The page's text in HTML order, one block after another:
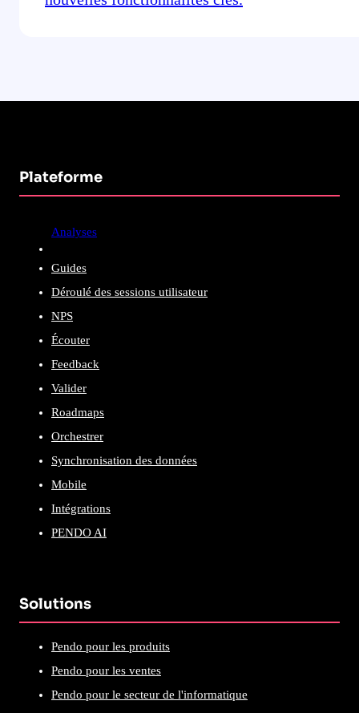
Plateforme
Analyses
Guides
Déroulé des sessions utilisateur
NPS
Écouter
Feedback
Valider
Roadmaps
Orchestrer
Synchronisation des données
Mobile
Intégrations
PENDO AI
Solutions
Pendo pour les produits
Pendo pour les ventes
Pendo pour le secteur de l'informatique